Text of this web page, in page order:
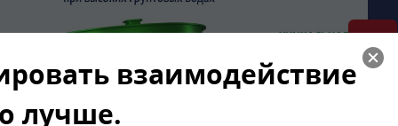
взаимодействие
лучше.